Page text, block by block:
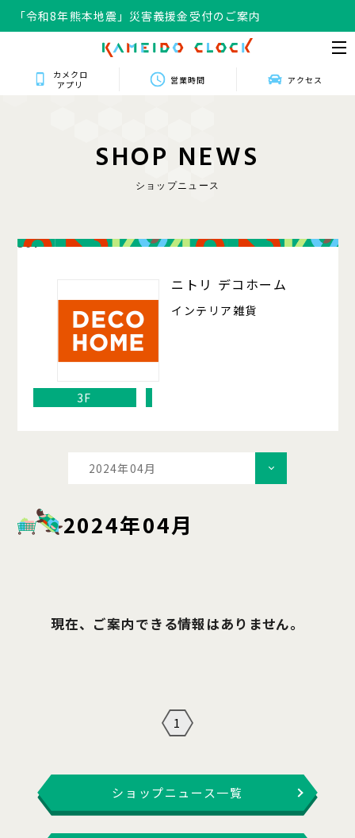
「令和8年熊本地震」災害義援金受付のご案内
カメクロ
アプリ
営業時間 アクセス
SHOP NEWS
ショップニュース
301
ニトリ デコホーム
インテリア雑貨
3F
2024年04月
2024年04月
現在、ご案内できる情報はありません。
1
ショップニュース一覧